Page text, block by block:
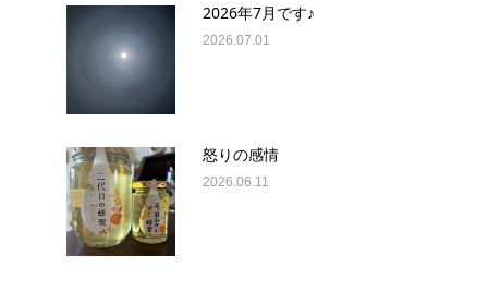
2026年7月です♪
2026.07.01
怒りの感情
2026.06.11